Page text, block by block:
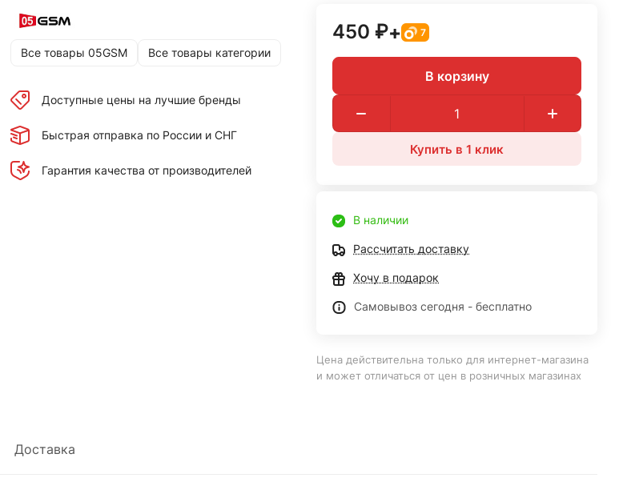
Все товары 05GSM Все товары категории
Доступные цены на лучшие бренды
Быстрая отправка по России и СНГ
Гарантия качества от производителей
450 ₽+ 7
В корзину
Купить в 1 клик
В наличии
Рассчитать доставку
Хочу в подарок
Самовывоз сегодня - бесплатно
Цена действительна только для интернет-магазина
и может отличаться от цен в розничных магазинах
Доставка